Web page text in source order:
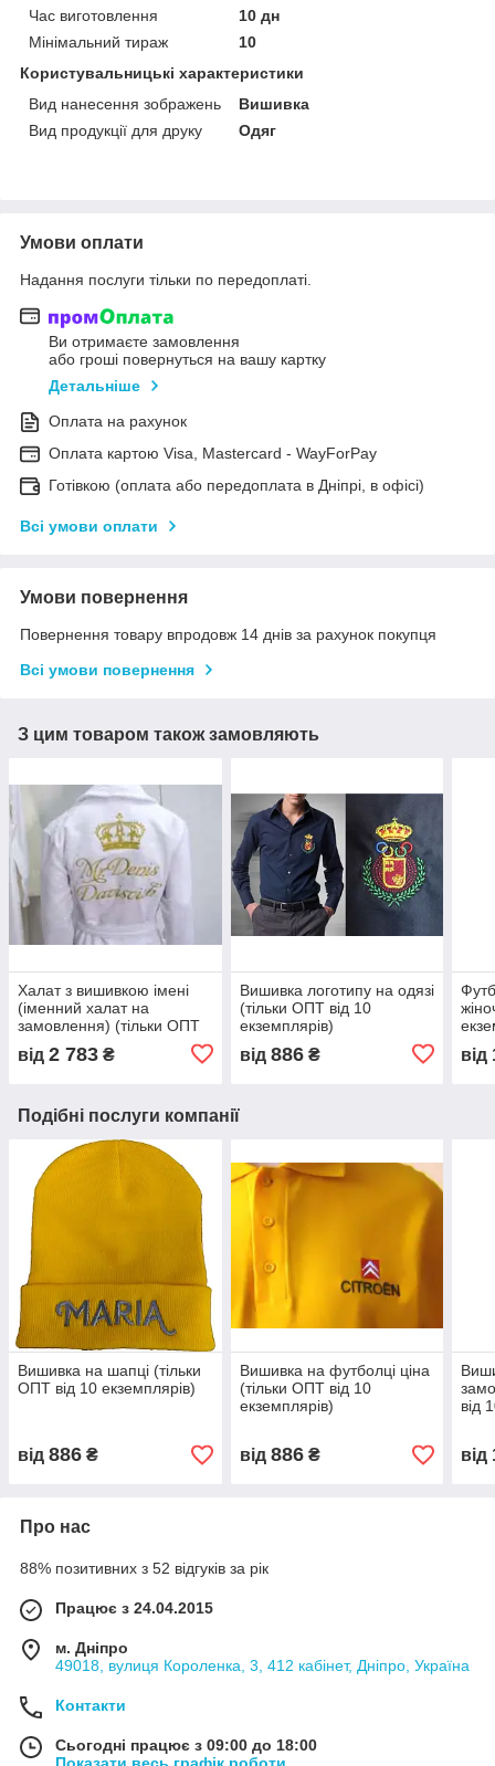
Час виготовлення
10 дн
Мінімальний тираж
10
Користувальницькі характеристики
Вид нанесення зображень
Вишивка
Вид продукції для друку
Одяг
Умови оплати
Надання послуги тільки по передоплаті.
Ви отримаєте замовлення
або гроші повернуться на вашу картку
Детальніше
Оплата на рахунок
Оплата картою Visa, Mastercard - WayForPay
Готівкою (оплата або передоплата в Дніпрі, в офісі)
Всі умови оплати
Умови повернення
Повернення товару впродовж 14 днів за рахунок покупця
Всі умови повернення
З цим товаром також замовляють
Халат з вишивкою імені
(іменний халат на
замовлення) (тільки ОПТ
від 2 783 ₴
Вишивка логотипу на одязі
(тільки ОПТ від 10
екземплярів)
від 886₴ від
Подібні послуги компанії
Вишивка на шапці (тільки
ОПТ від 10 екземплярів)
від 886 ₴
Вишивка на футболці ціна
(тільки ОПТ від 10
екземплярів)
від 886₴
від
від
Про нас
88% позитивних з 52 відгуків за рік
Працює з 24.04.2015
м. Дніпро
49018, вулиця Короленка, 3, 412 кабінет, Дніпро, Україна
Контакти
Сьогодні працює з 09:00 до 18:00